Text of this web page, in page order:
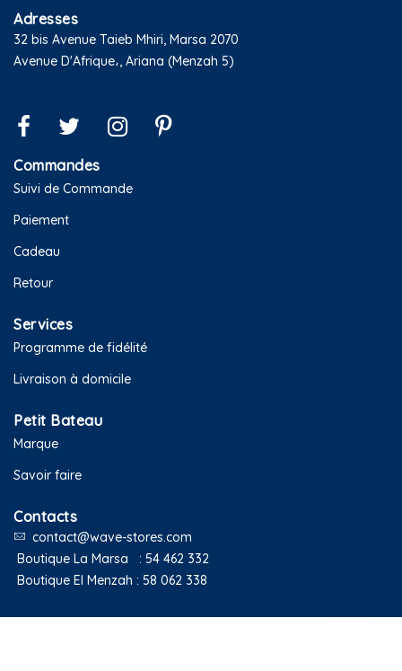
Adresses
32 bis Avenue Taieb Mhiri, Marsa 2070
Avenue D'Afrique،, Ariana (Menzah 5)
Commandes
Suivi de Commande
Paiement
Cadeau
Retour
Services
Programme de fidélité
Livraison à domicile
Petit Bateau
Marque
Savoir faire
Contacts
contact@wave-stores.com
Boutique La Marsa : 54 462 332
Boutique El Menzah : 58 062 338